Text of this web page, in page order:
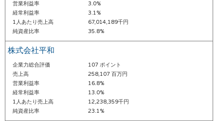
営業利益率
3.0%
経常利益率
3.1%
1人あたり売上高
67,014,189千円
純資産比率
35.8%
株式会社平和
企業力総合評価
107 ポイント
売上高
258,107 百万円
営業利益率
16.8%
経常利益率
13.0%
1人あたり売上高
12,238,359千円
純資産比率
23.1%